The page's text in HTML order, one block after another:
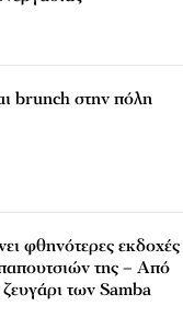
brunch στην πόλη
φθηνότερες εκδοχές
της – Από
των Samba